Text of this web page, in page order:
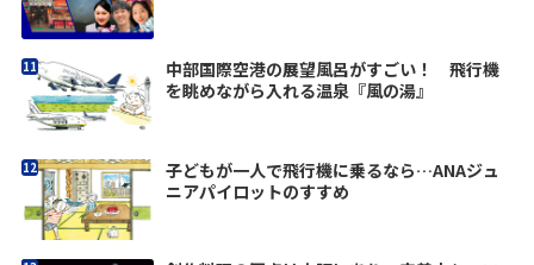
中部国際空港の展望風呂がすごい！ 飛行機
を眺めながら入れる温泉『風の湯』
子どもが一人で飛行機に乗るなら…ANAジュ
ニアパイロットのすすめ